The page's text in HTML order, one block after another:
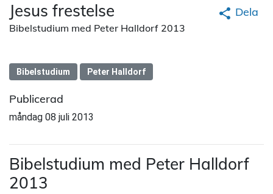
Dela
Jesus frestelse
Bibelstudium med Peter Halldorf 2013
Bibelstudium Peter Halldorf
Publicerad
måndag 08 juli 2013
Bibelstudium med Peter Halldorf
2013